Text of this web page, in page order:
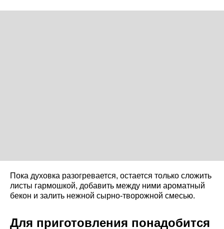
Пока духовка разогревается, остается только сложить
листы гармошкой, добавить между ними ароматный
бекон и залить нежной сырно-творожной смесью.
Для приготовления понадобится